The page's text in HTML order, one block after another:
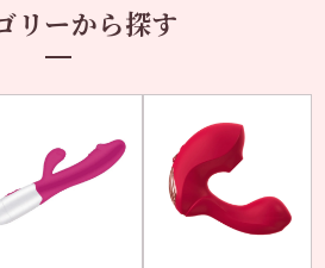
リーから探す